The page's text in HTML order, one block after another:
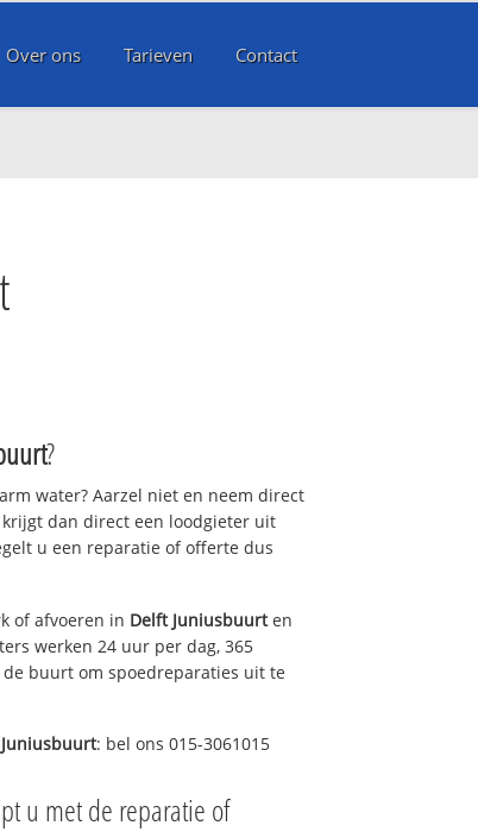
Over ons Tarieven Contact
?
water? Aarzel niet en neem direct
krijgt dan direct een loodgieter uit
u een reparatie of offerte dus
of afvoeren in Delft Juniusbuurten
werken 24 uur per dag, 365
buurt om spoedreparaties uit te
: bel ons 015-3061015
u met de reparatie of